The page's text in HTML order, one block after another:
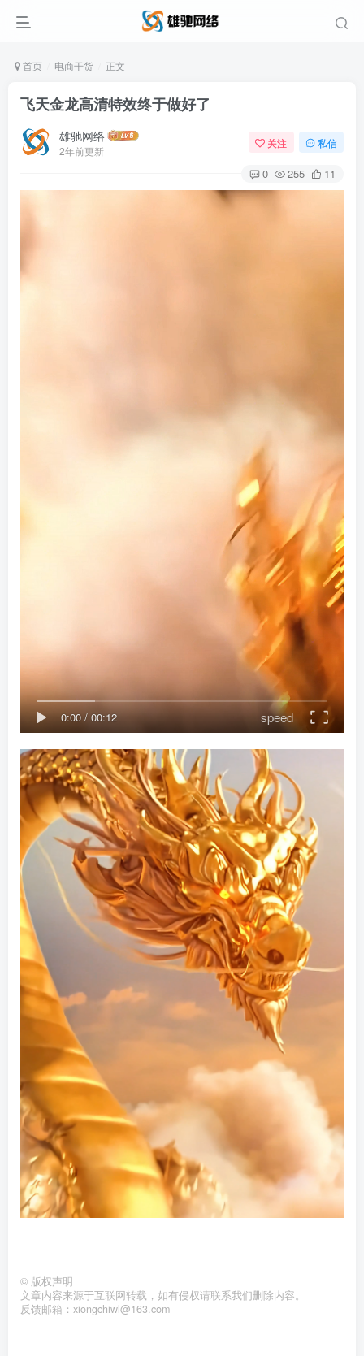
首页 电商干货 正文
飞天金龙高清特效终于做好了
雄驰网络
2年前更新
关注 私信
0 255 11
0:00/ 00:12 speed
© 版权声明
文章内容来源于互联网转载，如有侵权请联系我们删除内容。
反馈邮箱：xiongchiwl@163.com